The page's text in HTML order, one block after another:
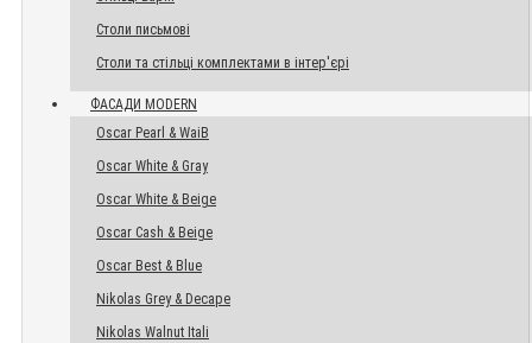
Столи письмові
Столи та стільці комплектами в інтер'єрі
ФАСАДИ MODERN
Oscar Pearl & WaiB
Oscar White & Gray
Oscar White & Beige
Oscar Cash & Beige
Oscar Best & Blue
Nikolas Grey & Decape
Nikolas Walnut Itali